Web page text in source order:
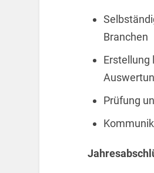
Branchen
Prüfung